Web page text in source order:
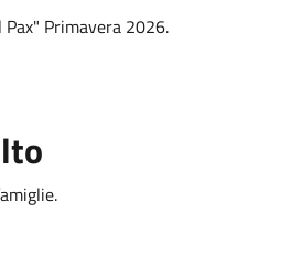
Pax" Primavera 2026.